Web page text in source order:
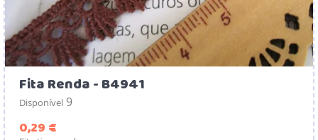
Fita Renda - B4941
Disponível 9
0,29 €